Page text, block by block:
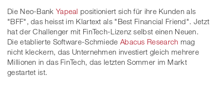
Die Neo-Bank Yapeal positioniert sich für ihre Kunden als
"BFF", das heisst im Klartext als "Best Financial Friend". Jetzt
hat der Challenger mit FinTech-Lizenz selbst einen Neuen.
Die etablierte Software-Schmiede Abacus Research mag
nicht kleckern, das Unternehmen investiert gleich mehrere
Millionen in das FinTech, das letzten Sommer im Markt
gestartet ist.